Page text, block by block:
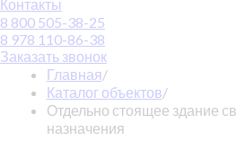
Контакты
8 800 505-38-25
8 978 110-86-38
Заказать звонок
Главная/
Каталог объектов/
Отдельно стоящее здание
назначения